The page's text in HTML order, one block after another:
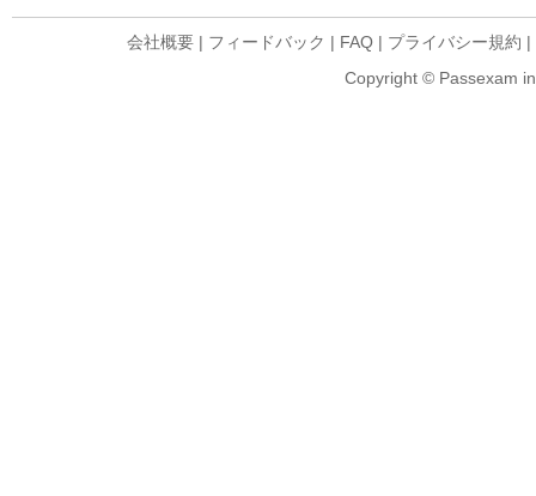
会社概要 | フィードバック | FAQ | プライバシー規約 |
Copyright © Passexam